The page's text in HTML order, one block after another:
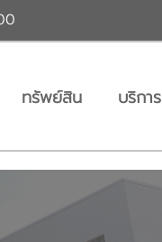
ทรัพย์สิน บริการ